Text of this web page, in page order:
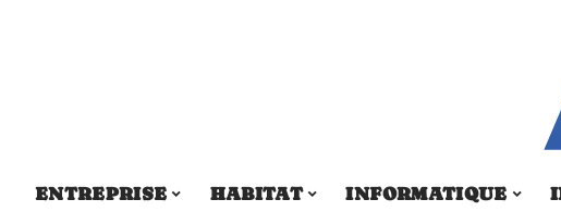
ENTREPRISE HABITAT INFORMATIQUE